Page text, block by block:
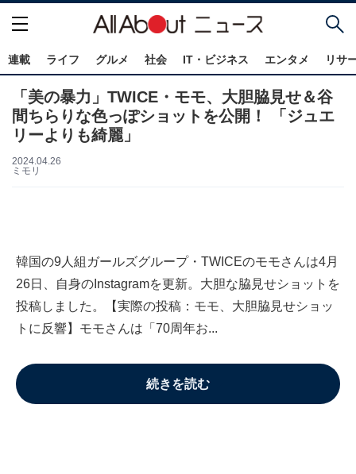
連載 ライフ グルメ 社会 IT・ビジネス エンタメ リサ
「美の暴力」TWICE・モモ、大胆脇見せ＆谷
間ちらりな色っぽショットを公開！ 「ジュエ
リーよりも綺麗」
2024.04.26
ミモリ
韓国の9人組ガールズグループ・TWICEのモモさんは4月
26日、自身のInstagramを更新。大胆な脇見せショットを
投稿しました。【実際の投稿：モモ、大胆脇見せショッ
トに反響】モモさんは「70周年お...
続きを読む